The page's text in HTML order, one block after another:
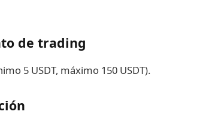
de trading
5 USDT, máximo 150 USDT).